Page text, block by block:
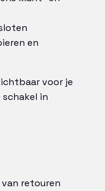
en
voor je
in
retouren